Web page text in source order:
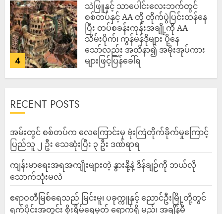
4
သဲဖြူနှင့် သာပေါင်းလေးဘက်တွင်
စစ်တပ်နှင့် AA တို့ တိုက်ပွဲပြင်းထန်‌နေ
ပြီး တပ်စခန်းကုန်းအချို့ကို AA
သိမ်းပိုက်၊ ကွန်မန်ဒိုများ ပို့နေ
သော်လည်း အထိနာ၍ အမိုးအုပ်ကား
များဖြင့်ပြန်ခေါ်ရ
RECENT POSTS
‎အမ်းတွင် စစ်တပ်က လေကြောင်းမှ ဗုံးကြဲတိုက်ခိုက်မှုကြောင့်
ပြည်သူ ၂ ဦး သေဆုံးပြီး ၃ ဦး ဒဏ်ရာရ
ကျန်းမာရေးအရအကျိုးများတဲ့ နွားနို့နဲ့ ဒိန်ချဉ်ကို ဘယ်လို
သောက်သုံးမလဲ
ဧရာဝတီမြစ်ရေသည် မြင်းမူ၊ ပခုက္ကူနှင့် ညောင်ဦးမြို့တို့တွင်
ရက်ပိုင်းအတွင်း စိုးရိမ်ရေမှတ် ရောက်ရှိ မည်၊ အချိန်မီ